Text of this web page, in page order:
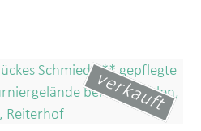
verkauft